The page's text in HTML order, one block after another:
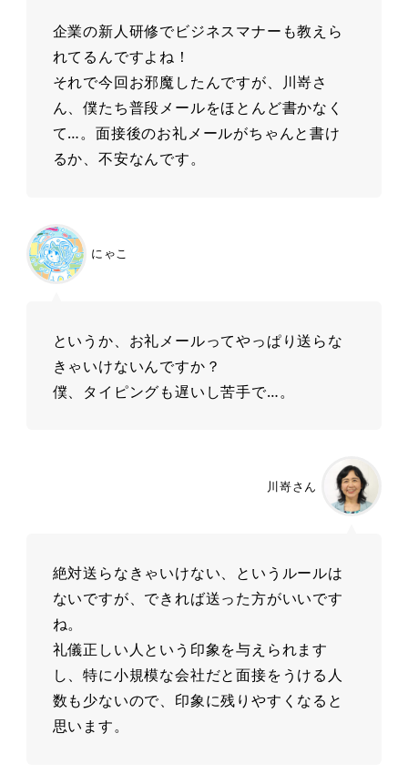
企業の新人研修でビジネスマナーも教えら
れてるんですよね！
それで今回お邪魔したんですが、川嵜さ
ん、僕たち普段メールをほとんど書かなく
て…。面接後のお礼メールがちゃんと書け
るか、不安なんです。
にゃこ
というか、お礼メールってやっぱり送らな
きゃいけないんですか？
僕、タイピングも遅いし苦手で…。
川嵜さん
絶対送らなきゃいけない、というルールは
ないですが、できれば送った方がいいです
ね。
礼儀正しい人という印象を与えられます
し、特に小規模な会社だと面接をうける人
数も少ないので、印象に残りやすくなると
思います。